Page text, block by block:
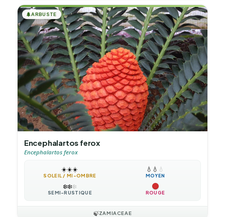
🌲ARBUSTE
Encephalartos ferox
Encephalartos ferox
☀️☀️☀️
SOLEIL / MI-OMBRE
💧 💧 💧
MOYEN
❄️❄️❄️
SEMI-RUSTIQUE ROUGE
🍃ZAMIACEAE